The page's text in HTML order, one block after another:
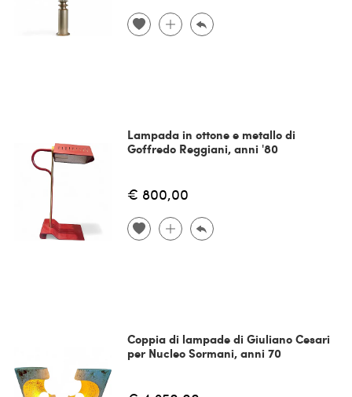
Lampada in ottone e metallo di
Goffredo Reggiani, anni '80
€ 800,00
Coppia di lampade di Giuliano Cesari
per Nucleo Sormani, anni 70